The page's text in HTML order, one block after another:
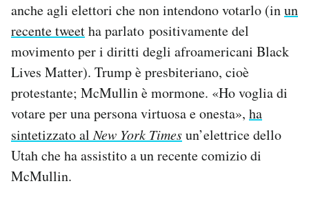
anche agli elettori che non intendono votarlo (inun
recente tweetha parlato positivamente del
movimento per i diritti degli afroamericani Black
Lives Matter). Trump è presbiteriano, cioè
protestante; McMullin è mormone. «Ho voglia di
votare per una persona virtuosa e onesta», ha
sintetizzato alNew York Timesun’elettrice dello
Utah che ha assistito a un recente comizio di
McMullin.